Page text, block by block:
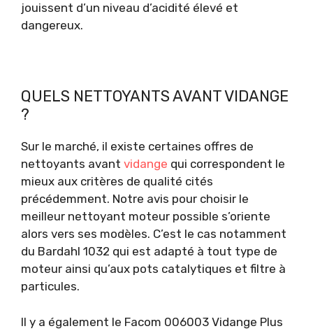
jouissent d’un niveau d’acidité élevé et
dangereux.
QUELS NETTOYANTS AVANT VIDANGE
?
Sur le marché, il existe certaines offres de
nettoyants avant vidange qui correspondent le
mieux aux critères de qualité cités
précédemment. Notre avis pour choisir le
meilleur nettoyant moteur possible s’oriente
alors vers ses modèles. C’est le cas notamment
du Bardahl 1032 qui est adapté à tout type de
moteur ainsi qu’aux pots catalytiques et filtre à
particules.
Il y a également le Facom 006003 Vidange Plus